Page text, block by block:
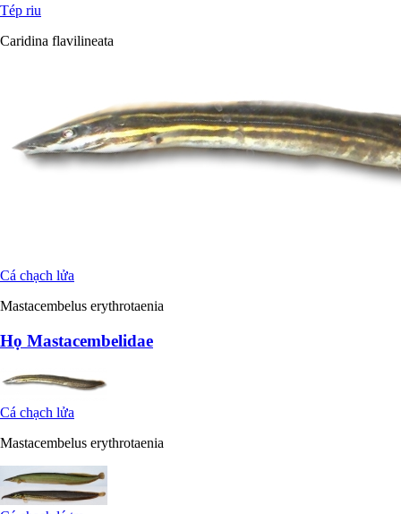
Tép riu
Caridina flavilineata
Cá chạch lửa
Mastacembelus erythrotaenia
Họ Mastacembelidae
Cá chạch lửa
Mastacembelus erythrotaenia